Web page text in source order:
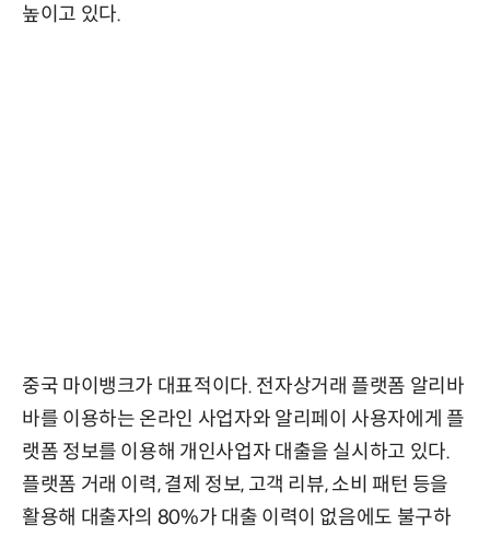
높이고 있다.
중국 마이뱅크가 대표적이다. 전자상거래 플랫폼 알리바
바를 이용하는 온라인 사업자와 알리페이 사용자에게 플
랫폼 정보를 이용해 개인사업자 대출을 실시하고 있다.
플랫폼 거래 이력, 결제 정보, 고객 리뷰, 소비 패턴 등을
활용해 대출자의 80%가 대출 이력이 없음에도 불구하